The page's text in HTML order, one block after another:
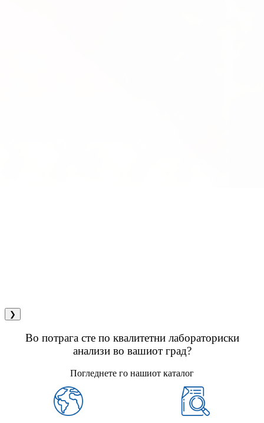
❯
Во потрага сте по квалитетни лабораториски
анализи во вашиот град?
Погледнете го нашиот каталог